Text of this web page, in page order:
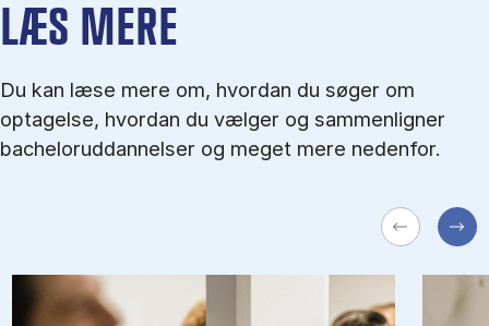
LÆS MERE
Du kan læse mere om, hvordan du søger om
optagelse, hvordan du vælger og sammenligner
bacheloruddannelser og meget mere nedenfor.